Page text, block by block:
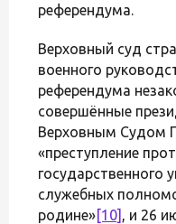
референдума.
Верховный суд
военного
референдума
совершённые
Верховным Судом
«преступление
государственного
служебных
родине»[10] , и 26